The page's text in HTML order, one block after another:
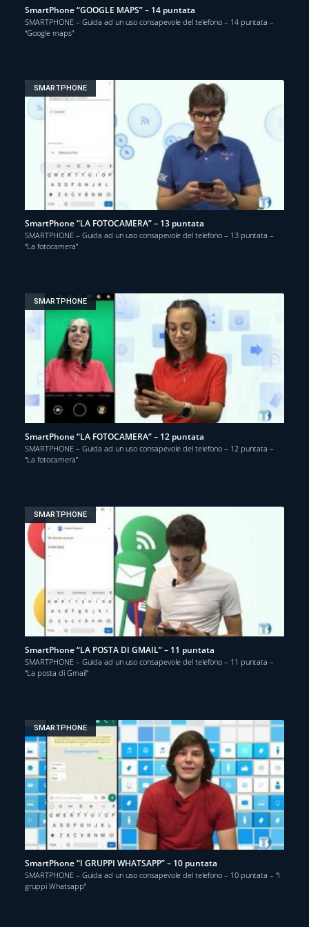
SmartPhone “GOOGLE MAPS” – 14 puntata
SMARTPHONE – Guida ad un uso consapevole del telefono – 14 puntata –
“Google maps”
SMARTPHONE
SmartPhone “LA FOTOCAMERA” – 13 puntata
SMARTPHONE – Guida ad un uso consapevole del telefono – 13 puntata –
“La fotocamera”
SMARTPHONE
SmartPhone “LA FOTOCAMERA” – 12 puntata
SMARTPHONE – Guida ad un uso consapevole del telefono – 12 puntata –
“La fotocamera”
SMARTPHONE
SmartPhone “LA POSTA DI GMAIL” – 11 puntata
SMARTPHONE – Guida ad un uso consapevole del telefono – 11 puntata –
“La posta di Gmail”
SMARTPHONE
SmartPhone “I GRUPPI WHATSAPP” – 10 puntata
SMARTPHONE – Guida ad un uso consapevole del telefono – 10 puntata – “I
gruppi Whatsapp”